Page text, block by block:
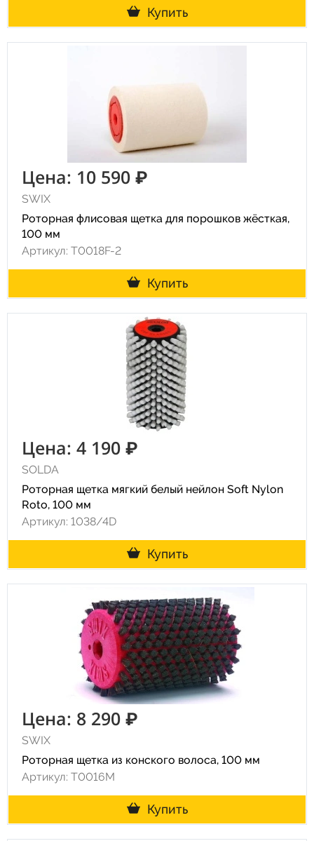
Купить
Цена: 10 590 ₽
SWIX
Роторная флисовая щетка для порошков жёсткая,
100 мм
Артикул: T0018F-2
Купить
Цена: 4 190 ₽
SOLDA
Роторная щетка мягкий белый нейлон Soft Nylon
Roto, 100 мм
Артикул: 1038/4D
Купить
Цена: 8 290 ₽
SWIX
Роторная щетка из конского волоса, 100 мм
Артикул: T0016M
Купить